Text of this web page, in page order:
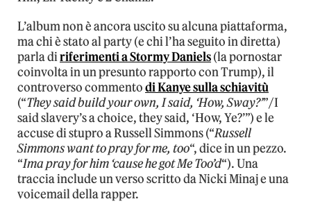
L’album non è ancora uscito su alcuna piattaforma,
ma chi è stato al party (e chi l’ha seguito in diretta)
parla diriferimenti a Stormy Daniels(la pornostar
coinvolta in un presunto rapporto con Trump), il
controverso commentodi Kanye sulla schiavitù
(“They said build your own, I said, ‘How, Sway?’”/I
said slavery’s a choice, they said, ‘How, Ye?’”) e le
accuse di stupro a Russell Simmons (“Russell
Simmons want to pray for me, too“, dice in un pezzo.
“Ima pray for him ‘cause he got Me Too’d“). Una
traccia include un verso scritto da Nicki Minaj e una
voicemail della rapper.